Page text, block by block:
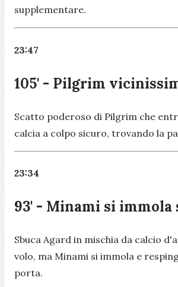
supplementare.
23:47
105' - Pilgrim
Scatto poderoso di Pilgrim che
calcia a colpo sicuro, trovando la
23:34
93' - Minami si immola
Sbuca Agard in mischia da calcio
volo, ma Minami si immola e
porta.